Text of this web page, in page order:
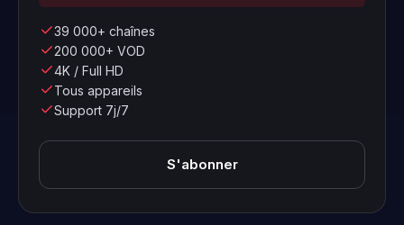
39 000+ chaînes
200 000+ VOD
4K / Full HD
Tous appareils
Support 7j/7
S'abonner